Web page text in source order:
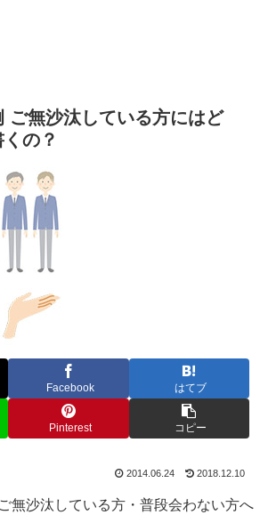
ご無沙汰している方にはど
の？
Facebook はてブ
Pinterest コピー
2014.06.24 2018.12.10
沙汰している方・普段会わない方へ